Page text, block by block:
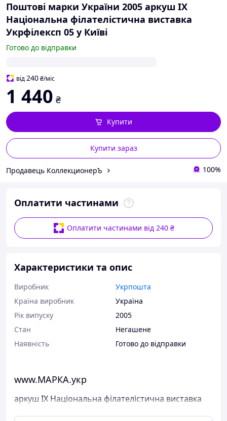
Поштові марки України 2005 аркуш ІX
Національна філателістична виставка
Укрфілексп 05 у Київі
Готово до відправки
від240₴/міс
1 440 ₴
Купити зараз
Купити
Продавець КоллекционерЪ 100%
Оплатити частинами
Оплатити частинами від 240 ₴
Характеристики та опис
Виробник
Укрпошта
Країна виробник
Україна
Рік випуску
2005
Стан
Негашене
Наявність
Готово до відправки
www.МАРКА.укр
аркуш ІX Національна філателістична виставка